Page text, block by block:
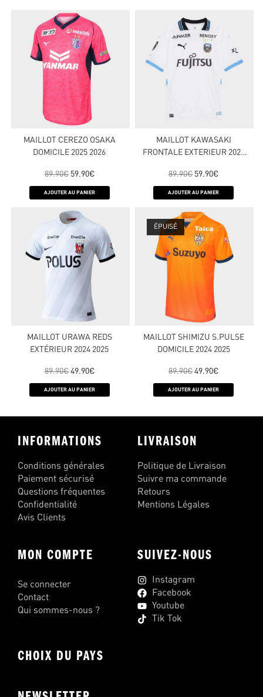
MAILLOT CEREZO OSAKA
DOMICILE 2025 2026
89.90€ 59.90€
AJOUTER AU PANIER
MAILLOT KAWASAKI
FRONTALE EXTERIEUR 2025
89.90€ 59.90€
AJOUTER AU PANIER
MAILLOT URAWA REDS
EXTÉRIEUR 2024 2025
89.90€ 49.90€
AJOUTER AU PANIER
ÉPUISÉ
MAILLOT SHIMIZU S.PULSE
DOMICILE 2024 2025
89.90€ 49.90€
AJOUTER AU PANIER
INFORMATIONS
Conditions générales
Paiement sécurisé
Questions fréquentes
Confidentialité
Avis Clients
LIVRAISON
Politique de Livraison
Suivre ma commande
Retours
Mentions Légales
MON COMPTE
Se connecter
Contact
Qui sommes-nous ?
SUIVEZ-NOUS
Instagram
Facebook
Youtube
Tik Tok
CHOIX DU PAYS